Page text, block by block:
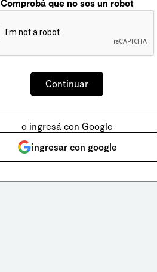
Comprobá que no sos un robot
o ingresá con Google
ingresar con google